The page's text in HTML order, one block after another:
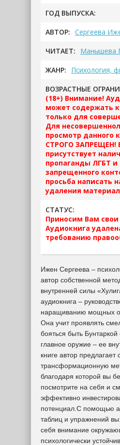
ГОД ВЫПУСКА:
АВТОР: Сергеева
ЧИТАЕТ: Манышева
ЖАНР: Психология,
ВОЗРАСТНЫЕ
(18+) Внимание!
может содержать
только для
Для
просмотр данного
СТРОГО ЗАПРЕЩЕН!
присутствует
пропаганды ЛГБТ и
запрещенного
просьба написать
удаления
СТАТУС:
Приносим Вам свои
Аудиокнига
требованию
Ижен Сергеева –
автор собственной
внутренней силы
аудиокнига –
наращиванию мощных
Она учит проявлять
бояться быть Бунтаркой
главное оружие – ее
книге автор предлагает
трансформационную
благодаря которой вы
посмотрите на себя и
эффективно
потенциал.С помощью
таблиц и упражнений
себя внимание
психологически